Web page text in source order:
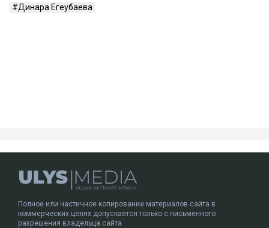
Динара Егеубаева
Полное или частичное копирование материалов сайта в
коммерческих целях допускается только с письменного
разрешения владельца сайта.